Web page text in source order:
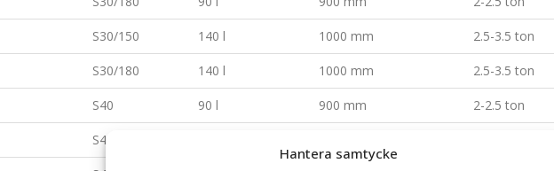
Hantera samtycke
S30/150 140 l 1000 mm 2.5-3.5 ton
S30/180 140 l 1000 mm 2.5-3.5 ton
S40 90 l 900 mm 2-2.5 ton
S40